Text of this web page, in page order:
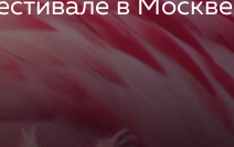
в Москве